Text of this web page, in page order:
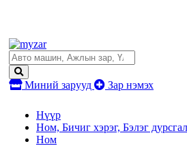
Миний зарууд Зар нэмэх
Нүүр
Ном, Бичиг хэрэг, Бэлэг дурсгал
Ном